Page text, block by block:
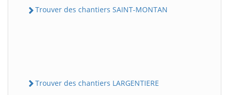
Trouver des chantiers SAINT-MONTAN
Trouver des chantiers LARGENTIERE